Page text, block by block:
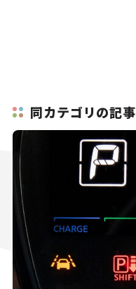
同カテゴリの記事